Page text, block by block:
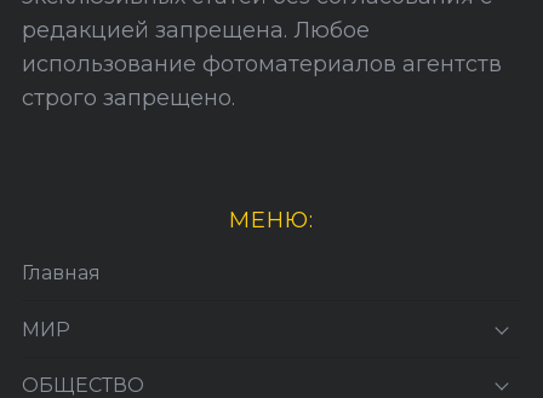
редакцией запрещена. Любое
использование фотоматериалов агентств
строго запрещено.
МЕНЮ:
Главная
МИР
ОБЩЕСТВО